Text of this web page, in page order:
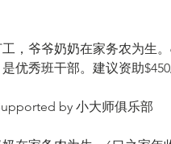
，爷爷奶奶在家务农为生
优秀班干部。建议资助
by 小大师俱乐部